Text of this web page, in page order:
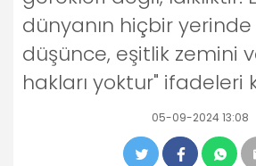
dünyanın hiçbir
düşünce, eşitlik zemini
hakları yoktur" ifadeleri
05-09-2024 13:08